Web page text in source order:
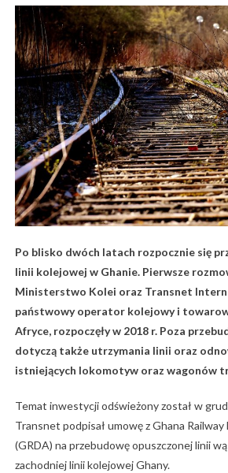
Po blisko dwóch latach rozpocznie się
linii kolejowej w Ghanie. Pierwsze
Ministerstwo Kolei oraz Transnet
państwowy operator kolejowy i
Afryce, rozpoczęły w 2018 r. Poza
dotyczą także utrzymania linii oraz
istniejących lokomotyw oraz wagonów
Temat inwestycji odświeżony został w
Transnet podpisał umowę z Ghana
(GRDA) na przebudowę opuszczonej linii
zachodniej linii kolejowej Ghany.